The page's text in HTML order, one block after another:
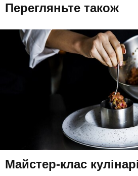
Перегляньте також
Майстер-клас